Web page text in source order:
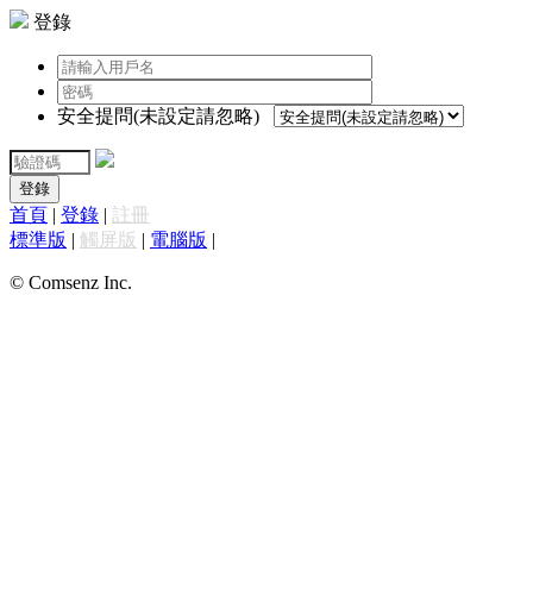
登錄
安全提問(未設定請忽略)
登錄
首頁 | 登錄 | 註冊
標準版 | 觸屏版 | 電腦版 |
© Comsenz Inc.